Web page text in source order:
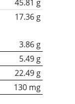
45.81 g
17.36 g
3.86 g
5.49 g
22.49 g
130 mg